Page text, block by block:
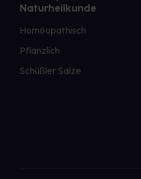
Naturheilkunde
Homöopathisch
Pflanzlich
Schüßler Salze